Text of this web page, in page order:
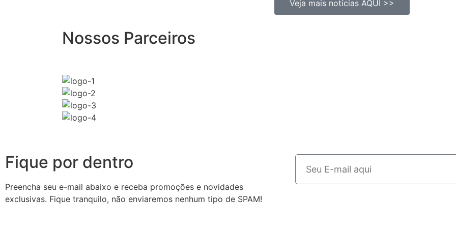
Veja mais notícias AQUI >>
Nossos Parceiros
Fique por dentro
Preencha seu e-mail abaixo e receba promoções e novidades
exclusivas. Fique tranquilo, não enviaremos nenhum tipo de SPAM!